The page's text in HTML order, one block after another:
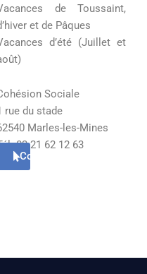
de Toussaint,
et de Pâques
d’été (Juillet et
Sociale
rue du stade
Marles-les-Mines
03 21 62 12 63
Courriel